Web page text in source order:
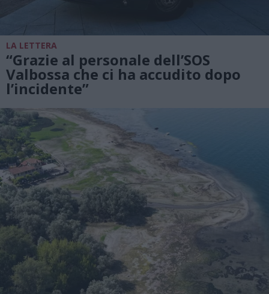
LA LETTERA
“Grazie al personale dell’SOS
Valbossa che ci ha accudito dopo
l’incidente”